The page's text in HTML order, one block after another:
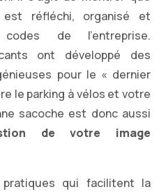
réfléchi, organisé et
de l’entreprise.
ont développé des
pour le « dernier
le parking à vélos et votre
sacoche est donc aussi
de votre image
qui facilitent la